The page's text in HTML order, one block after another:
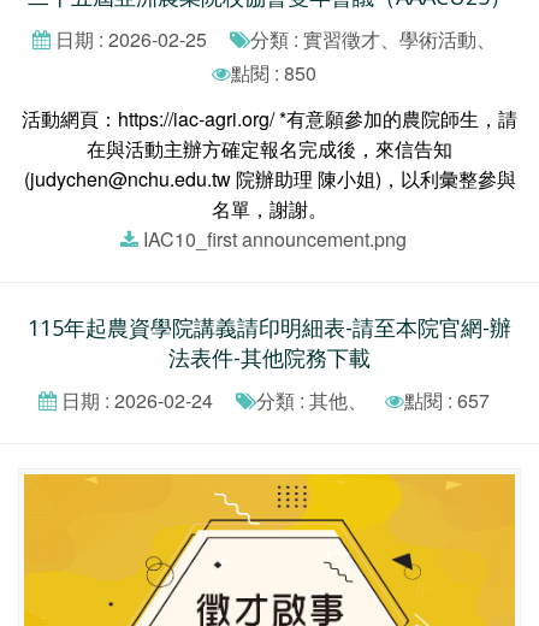
日期 : 2026-02-25
分類 : 實習徵才、學術活動、
點閱 : 850
活動網頁：https://iac-agri.org/ *有意願參加的農院師生，請
在與活動主辦方確定報名完成後，來信告知
(judychen@nchu.edu.tw 院辦助理 陳小姐)，以利彙整參與
名單，謝謝。
IAC10_first announcement.png
115年起農資學院講義請印明細表-請至本院官網-辦
法表件-其他院務下載
日期 : 2026-02-24 分類 : 其他、 點閱 : 657